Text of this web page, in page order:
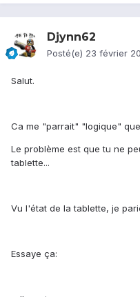
Djynn62
Posté(e) 23 février
Salut.
Ca me "parrait" "logique"
Le problème est que tu ne
tablette...
Vu l'état de la tablette, je
Essaye ça: